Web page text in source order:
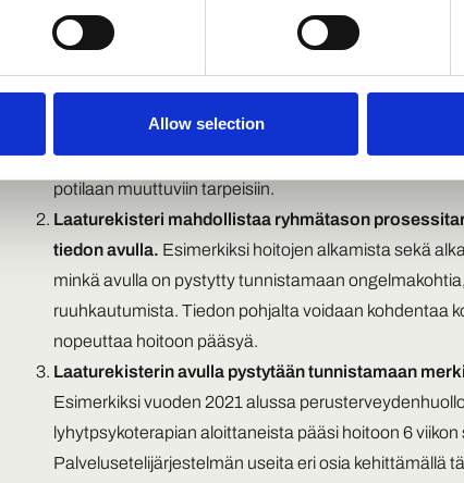
Allow selection
tyypillinen haittavaikutus, hoidon jumiutuminen,
kehittämiseen. Laaturekisterin avulla terapeutti voi
palautetta esimerkiksi hoitosuhteen laadusta ja
viikoittain. Näin psykoterapeutti voi toteuttaa
potilaan muuttuviin tarpeisiin.
Laaturekisteri mahdollistaa ryhmätason
tiedon avulla. Esimerkiksi hoitojen alkamista sekä
minkä avulla on pystytty tunnistamaan
ruuhkautumista. Tiedon pohjalta voidaan kohdentaa
nopeuttaa hoitoon pääsyä.
Laaturekisterin avulla pystytään tunnistamaan
Esimerkiksi vuoden 2021 alussa
lyhytpsykoterapian aloittaneista pääsi hoitoon 6 viikon
Palvelusetelijärjestelmän useita eri osia kehittämällä